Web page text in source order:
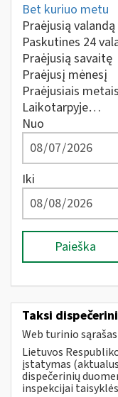
Bet kuriuo metu
Praėjusią valandą
Paskutines 24
Praėjusią savaitę
Praėjusį mėnesį
Praėjusiais metais
Laikotarpyje…
Nuo
Iki
Paieška
Taksi
Web turinio sąrašas
Lietuvos
įstatymas
dispečerinių
inspekcijai